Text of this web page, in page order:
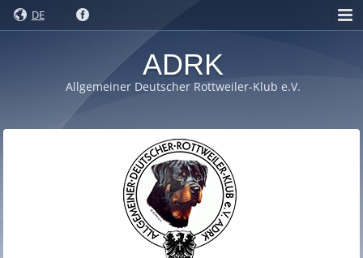
DE
ADRK
Allgemeiner Deutscher Rottweiler-Klub e.V.